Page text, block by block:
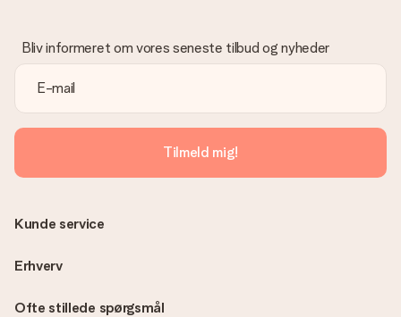
venligst vores kundeservice, de hjælper gerne med at finde en
passende løsning.
Er fakturaen sendt sammen med ordren?
Ingen faktura sendes med din ordre. Du modtager altid
fakturaen i bekræftelsesemailen, og du kan altid finde den i din
MySurprise-konto. Det betyder at du kan få gaven leveret
direkte til modtageren, hvilket gør det til en sand
overraskelse!
Bliv informeret om vores seneste tilbud og nyheder
Tilmeld mig!
Ofte stillede spørgsmål
Kunde service
Erhverv